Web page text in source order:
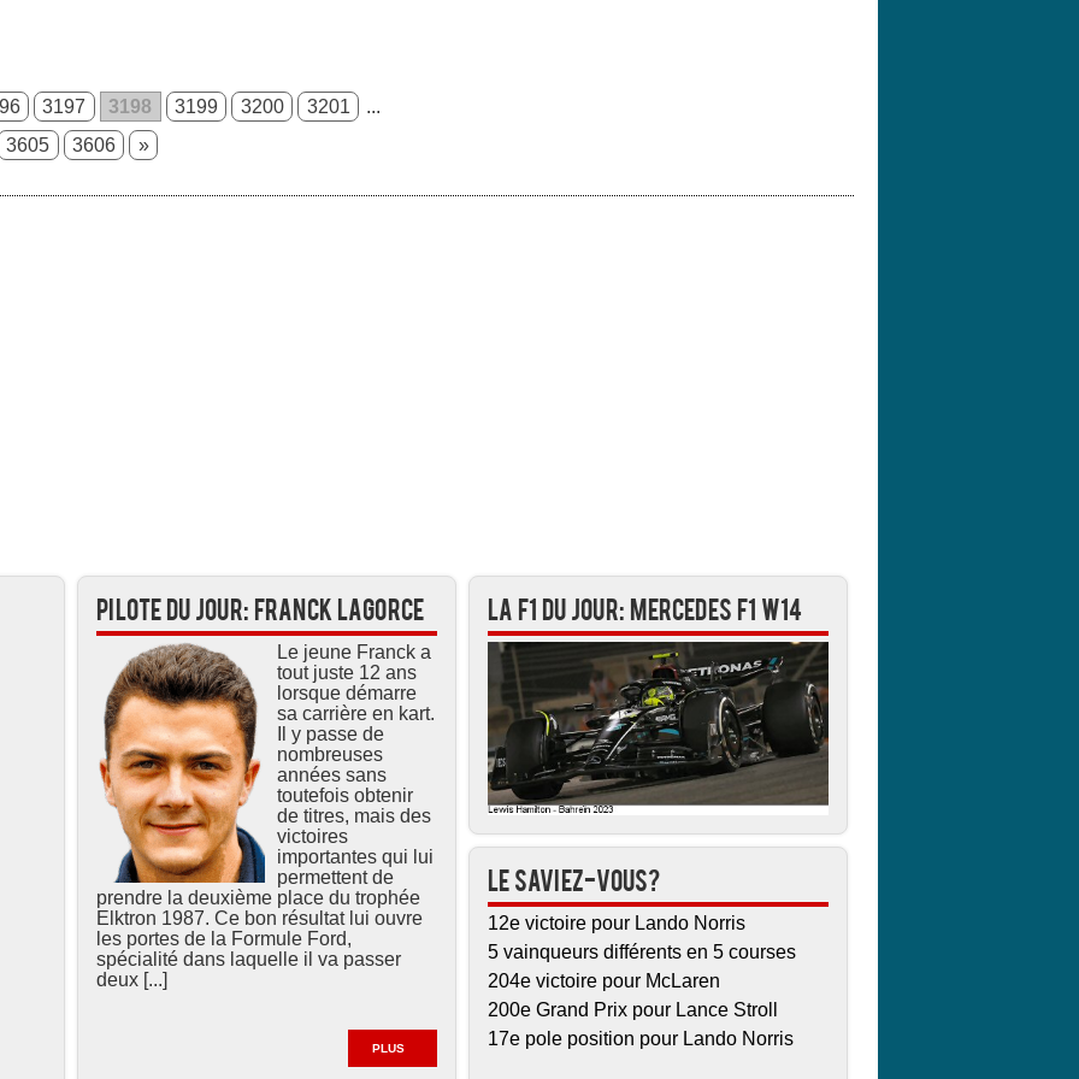
3197 3198 3199 3200 3201
...
3605
3606 »
Pilote du jour: Franck LAGORCE
Le jeune Franck a
tout juste 12 ans
lorsque démarre
sa carrière en kart.
Il y passe de
nombreuses
années sans
toutefois obtenir
de titres, mais des
victoires
importantes qui lui
permettent de
prendre la deuxième place du trophée
Elktron 1987. Ce bon résultat lui ouvre
les portes de la Formule Ford,
spécialité dans laquelle il va passer
deux [...]
PLUS
La F1 du jour: Mercedes F1 W14
Le saviez-vous?
12e victoire pour Lando Norris
5 vainqueurs différents en 5 courses
204e victoire pour McLaren
200e Grand Prix pour Lance Stroll
17e pole position pour Lando Norris